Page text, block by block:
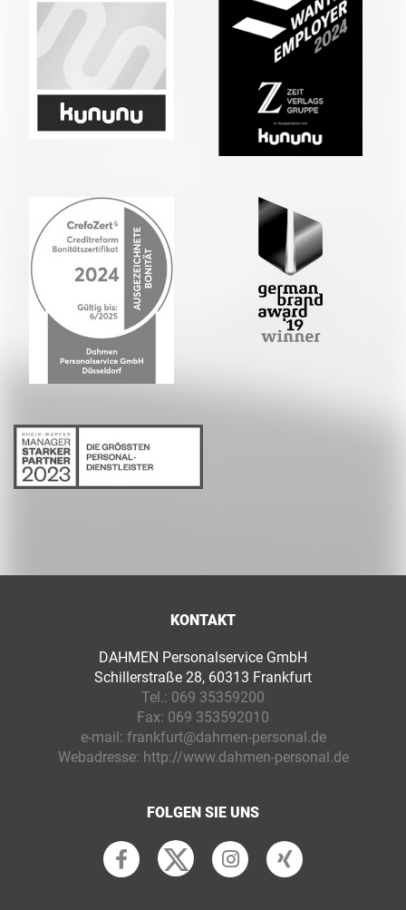
KONTAKT
DAHMEN Personalservice GmbH
Schillerstraße 28, 60313 Frankfurt
Tel.: 069 35359200
Fax: 069 353592010
e-mail: frankfurt@dahmen-personal.de
Webadresse: http://www.dahmen-personal.de
FOLGEN SIE UNS